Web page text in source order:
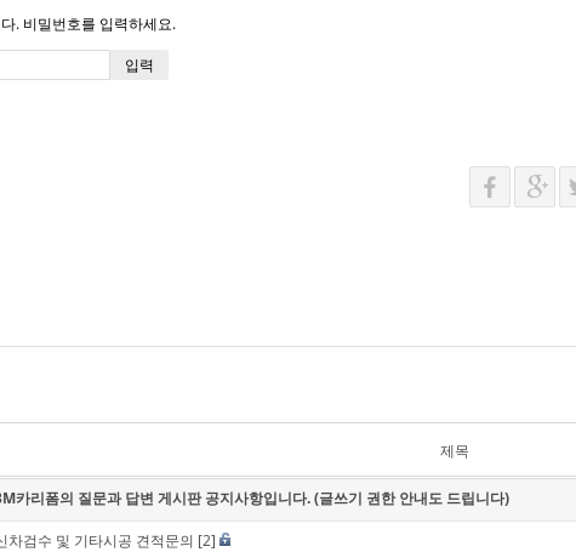
. 비밀번호를 입력하세요.
제목
카리폼의 질문과 답변 게시판 공지사항입니다. (글쓰기 권한 안내도 드립니다)
차검수 및 기타시공 견적문의 [2]